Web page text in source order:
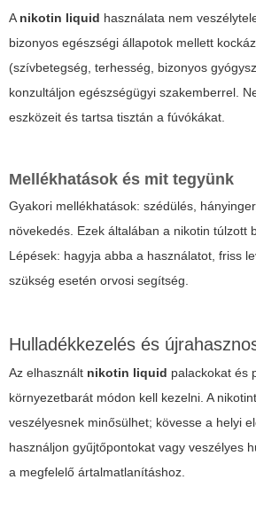
A nikotin liquid használata nem
bizonyos egészségi állapotok mellett
(szívbetegség, terhesség, bizonyos
konzultáljon egészségügyi szakemberrel.
eszközeit és tartsa tisztán a fúvókákat.
Mellékhatások és mit tegyünk
Gyakori mellékhatások: szédülés,
növekedés. Ezek általában a nikotin túlzott
Lépések: hagyja abba a használatot, friss
szükség esetén orvosi segítség.
Hulladékkezelés és
Az elhasznált nikotin liquid palackokat és
környezetbarát módon kell kezelni. A
veszélyesnek minősülhet; kövesse a helyi
használjon gyűjtőpontokat vagy veszélyes
a megfelelő ártalmatlanításhoz.